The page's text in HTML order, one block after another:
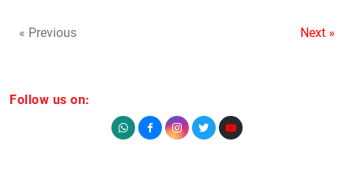
« Previous Next »
Follow us on: